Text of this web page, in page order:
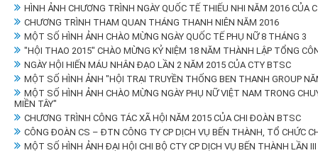
HÌNH ẢNH CHƯƠNG TRÌNH NGÀY QUỐC TẾ THIẾU NHI NĂM 2016 CỦA
CHƯƠNG TRÌNH THAM QUAN THÁNG THANH NIÊN NĂM 2016
MỘT SỐ HÌNH ẢNH CHÀO MỪNG NGÀY QUỐC TẾ PHỤ NỮ 8 THÁNG 3
"HỘI THAO 2015" CHÀO MỪNG KỶ NIỆM 18 NĂM THÀNH LẬP TỔNG
NGÀY HỘI HIẾN MÁU NHÂN ĐẠO LẦN 2 NĂM 2015 CỦA CTY BTSC
MỘT SỐ HÌNH ẢNH "HỘI TRẠI TRUYỀN THỐNG BEN THANH GROUP
MỘT SỐ HÌNH ẢNH CHÀO MỪNG NGÀY PHỤ NỮ VIỆT NAM TRONG
MIỀN TÂY"
CHƯƠNG TRÌNH CÔNG TÁC XÃ HỘI NĂM 2015 CỦA CHI ĐOÀN BTSC
CÔNG ĐOÀN CS – ĐTN CÔNG TY CP DỊCH VỤ BẾN THÀNH, TỔ CHỨC
MỘT SỐ HÌNH ẢNH ĐẠI HỘI CHI BỘ CTY CP DỊCH VỤ BẾN THÀNH LẦN